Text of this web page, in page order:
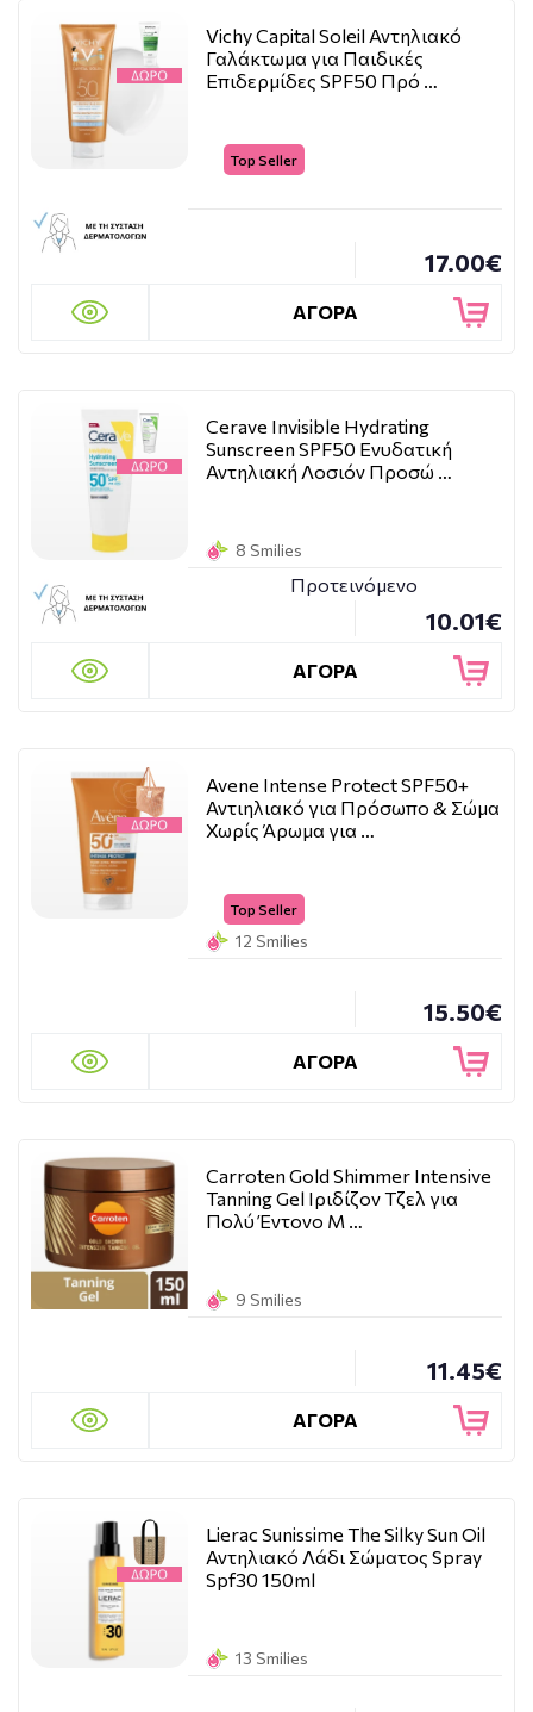
Vichy Capital Soleil Αντηλιακό
Γαλάκτωμα για Παιδικές
Επιδερμίδες SPF50 Πρό …
Top Seller
17.00€
ΑΓΟΡΑ
Cerave Invisible Hydrating
Sunscreen SPF50 Ενυδατική
Αντηλιακή Λοσιόν Προσώ …
8 Smilies
Προτεινόμενο
10.01€
ΑΓΟΡΑ
Avene Intense Protect SPF50+
Αντιηλιακό για Πρόσωπο & Σώμα
Χωρίς Άρωμα για …
Top Seller
12 Smilies
15.50€
ΑΓΟΡΑ
Carroten Gold Shimmer Intensive
Tanning Gel Ιριδίζον Τζελ για
Πολύ Έντονο Μ …
9 Smilies
11.45€
ΑΓΟΡΑ
Lierac Sunissime The Silky Sun Oil
Αντηλιακό Λάδι Σώματος Spray
Spf30 150ml
13 Smilies